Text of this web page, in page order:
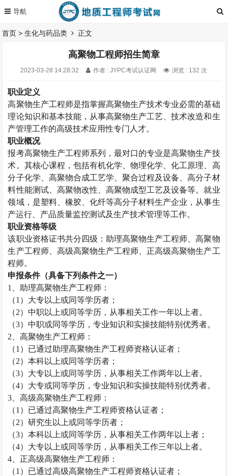
首页 >生化与药品类 正文
高聚物工程师招生简章
2023-03-28 14:28:32 作者 : JYPC考试认证网 浏览 : 132 次
职业定义
高聚物生产工程师是指掌握高聚物生产技术专业必需的基础
理论知识和基本技能，从事高聚物生产工艺、技术改造和生
产管理工作的高级技术应用性专门人才。
职业概况
报考高聚物生产工程师系列，最对口的专业是高聚物生产技
术。其核心课程，包括有机化学、物理化学、化工原理、高
分子化学、高聚物合成工艺学、聚合过程及设备、高分子材
料性能测试、高聚物改性、高聚物成型工艺及设备等。就业
领域，是塑料、橡胶、化纤等高分子材料生产企业，从事生
产运行、产品质量监控测试及生产技术管理等工作。
职业资格等级
该职业资格证书共分四级：助理高聚物生产工程师、高聚物
生产工程师、高级高聚物生产工程师、正高级高聚物生产工
程师。
申报条件（具备下列条件之一）
1
、助理高聚物生产工程师：
（1 ）大专以上或同等学历者；
（2）中职以上或同等学历，从事相关工作一年以上者。
（3）中职或同等学历，专业知识和实操技能特别优秀者。
2 、高聚物生产工程师：
（1 ）已通过助理高聚物生产工程师资格认证者；
（2）本科以上或同等学历者；
（3）大专以上或同等学历，从事相关工作两年以上者。
（4）大专或同等学历，专业知识和实操技能特别优秀者。
3 、高级高聚物生产工程师：
（1 ）已通过高聚物生产工程师资格认证者；
（2）研究生以上或同等学历者；
（3）本科以上或同等学历，从事相关工作两年以上者；
（4）大专以上或同等学历，从事相关工作三年以上者。
4 、正高级高聚物生产工程师：
（1 ）已通过高级高聚物生产工程师资格认证者；